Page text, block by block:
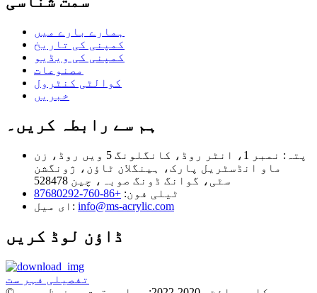
ہمارے بارے میں
کمپنی کی تاریخ
کمپنی کی ویڈیو
مصنوعات
کوالٹی کنٹرول
خبریں
ہم سے رابطہ کریں۔
پتہ:
نمبر 1، انٹر روڈ، کانگلونگ 5 ویں روڈ، زن
ماو انڈسٹریل پارک، ہینگلان ٹاؤن، ژونگشن
سٹی، گوانگ ڈونگ صوبہ، چین 528478
ٹیلی فون: +86-760-87680292
ای میل: info@ms-acrylic.com
ڈاؤن لوڈ کریں
تفصیلی فہر ست